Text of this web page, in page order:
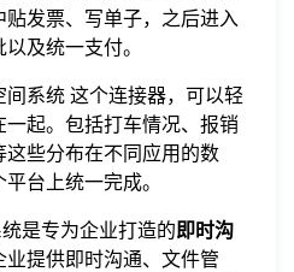
发票、写单子，之后进入
及统一支付。
间系统 这个连接器，可以轻
起。包括打车情况、报销
些分布在不同应用的数
台上统一完成。
是专为企业打造的 即时沟
业提供即时沟通、文件管